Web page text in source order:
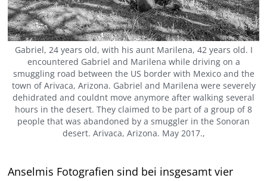
Gabriel, 24 years old, with his aunt Marilena, 42 years old. I
encountered Gabriel and Marilena while driving on a
smuggling road between the US border with Mexico and the
town of Arivaca, Arizona. Gabriel and Marilena were severely
dehidrated and couldnt move anymore after walking several
hours in the desert. They claimed to be part of a group of 8
people that was abandoned by a smuggler in the Sonoran
desert. Arivaca, Arizona. May 2017.,
Anselmis Fotografien sind bei insgesamt vier